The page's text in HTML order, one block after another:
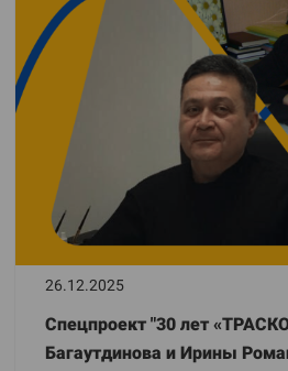
26.12.2025
Спецпроект "30 лет
Багаутдинова и Ирины